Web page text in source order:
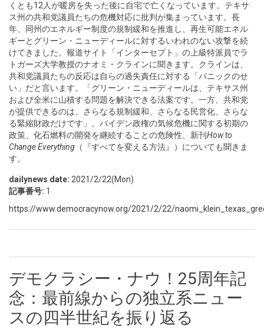
くとも12人が暖房を失った後に自宅で亡くなっています。テキサ
ス州の共和党議員たちの危機対応に批判が集まっています。長
年、同州のエネルギー制度の規制緩和を推進し、再生可能エネル
ギーとグリーン・ニューディールに対するいわれのない攻撃を続
けてきました。報道サイト「インターセプト」の上級特派員でラ
トガーズ大学教授のナオミ・クラインに聞きます。クラインは、
共和党議員たちの反応は自らの過失責任に対する「パニックのせ
い」だと言います。「グリーン・ニューディールは、テキサス州
および全米に山積する問題を解決できる法案です。一方、共和党
が提供できるのは、さらなる規制緩和、さらなる民営化、さらな
る緊縮財政だけです」。バイデン政権の気候危機に関する初期の
政策、化石燃料の開発を継続することの危険性、新刊 How to
Change Everything （『すべてを変える方法』）についても聞きま
す。
dailynews date: 2021/2/22(Mon)
記事番号: 1
https://www.democracynow.org/2021/2/22/
デモクラシー・ナウ！25周年記
念：最前線からの独立系ニュー
スの四半世紀を振り返る